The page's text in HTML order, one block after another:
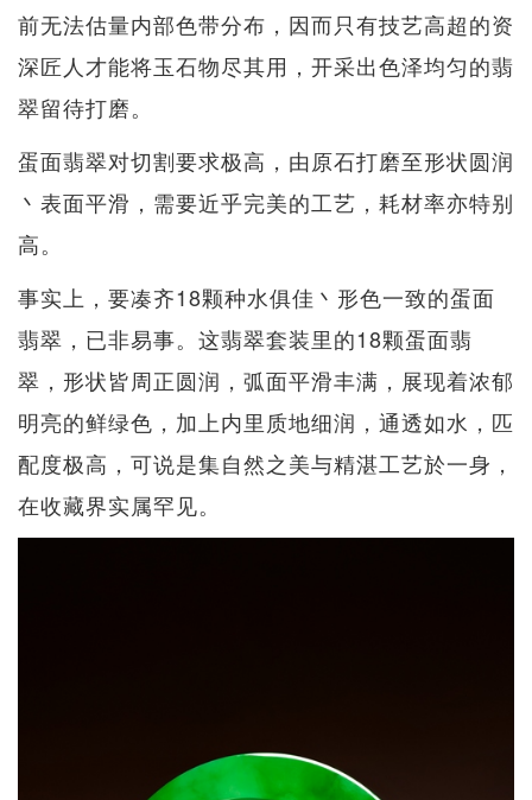
前无法估量内部色带分布，因而只有技艺高超的资
深匠人才能将玉石物尽其用，开采出色泽均匀的翡
翠留待打磨。
蛋面翡翠对切割要求极高，由原石打磨至形状圆润
丶表面平滑，需要近乎完美的工艺，耗材率亦特别
高。
事实上，要凑齐18颗种水俱佳丶形色一致的蛋面
翡翠，已非易事。这翡翠套装里的18颗蛋面翡
翠，形状皆周正圆润，弧面平滑丰满，展现着浓郁
明亮的鲜绿色，加上内里质地细润，通透如水，匹
配度极高，可说是集自然之美与精湛工艺於一身，
在收藏界实属罕见。